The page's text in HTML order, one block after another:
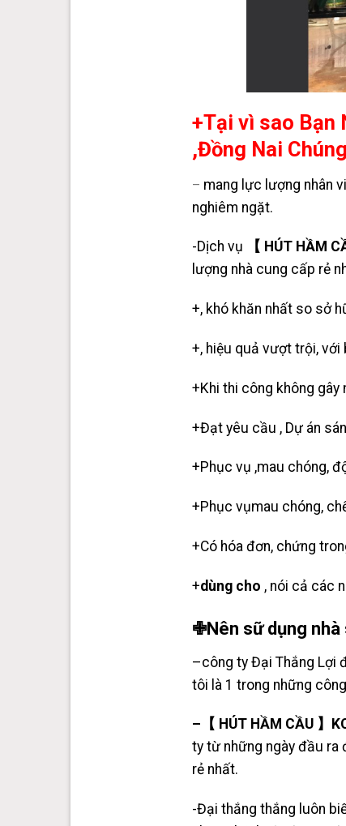
+Tại vì sao Bạn
,Đồng Nai
– mang lực lượng nhân
nghiêm ngặt.
-Dịch vụ 【 HÚT HẦM
lượng nhà cung cấp rẻ
+, khó khăn nhất so sở
+, hiệu quả vượt trội,
+Khi thi công không
+Đạt yêu cầu , Dự án
+Phục vụ ,mau chóng,
+Phục vụmau chóng,
+Có hóa đơn, chứng
+dùng cho , nói cả các
✙Nên sữ dụng nhà
–công ty Đại Thắng Lợi
tôi là 1 trong những
–【 HÚT HẦM CẦU 】
ty từ những ngày đầu ra
rẻ nhất.
-Đại thắng thắng luôn